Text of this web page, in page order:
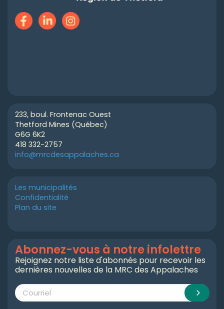
233, boul. Frontenac Ouest
Thetford Mines (Québec)
G6G 6K2
418 332-2757
info@mrcdesappalaches.ca
Les municipalités
Confidentialité
Plan du site
Abonnez-vous à notre infolettre
Rejoignez notre liste d'abonnés pour recevoir les
dernières nouvelles de la MRC des Appalaches